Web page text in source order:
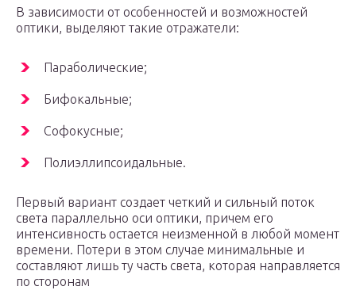
В зависимости от особенностей и возможностей
оптики, выделяют такие отражатели:
Параболические;
Бифокальные;
Софокусные;
Полиэллипсоидальные.
Первый вариант создает четкий и сильный поток
света параллельно оси оптики, причем его
интенсивность остается неизменной в любой момент
времени. Потери в этом случае минимальные и
составляют лишь ту часть света, которая направляется
по сторонам